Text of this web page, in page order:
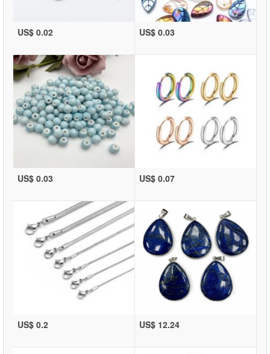
US$ 0.02 US$ 0.03
US$ 0.03 US$ 0.07
US$ 0.2 US$ 12.24